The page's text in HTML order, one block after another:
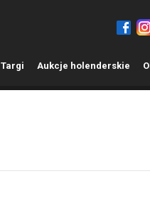
Targi Aukcje holenderskie O